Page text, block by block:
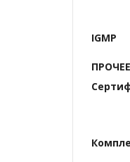
IGMP
ПРОЧЕЕ